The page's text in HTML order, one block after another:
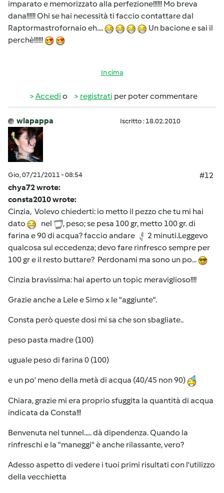
imparato e memorizzato alla perfezione!!!!!! Mo breva
dana!!!!!! Ohi se hai necessità ti faccio contattare dal
Raptormastrofornaio eh....
Un bacione e sai il
perchè!!!!!!
In cima
Accedi o registrati per poter commentare
wlapappa Iscritto : 18.02.2010
Gio, 07/21/2011 - 08:54
#12
chya72 wrote:
consta2010 wrote:
Cinzia, Volevo chiederti: io metto il pezzo che tu mi hai
dato
nel
, peso; se pesa 100 gr, metto 100 gr. di
farina e 90 di acqua? faccio andare
2 minuti.Leggevo
qualcosa sul eccedenza; devo fare rinfresco sempre per
100 gr e il resto buttare? Perdonami ma sono un po...
Cinzia bravissima: hai aperto un topic meraviglioso!!!!
Grazie anche a Lele e Simo x le "aggiunte".
Consta però queste dosi mi sa che son sbagliate..
peso pasta madre (100)
uguale peso di farina 0 (100)
e un po' meno della metà di acqua (40/45 non 90)
Chiara, grazie mi era proprio sfuggita la quantità di acqua
indicata da Consta!!!
Benvenuta nel tunnel..... dà dipendenza. Quando la
rinfreschi e la "maneggi" è anche rilassante, vero?
Adesso aspetto di vedere i tuoi primi risultati con l'utilizzo
della vecchietta